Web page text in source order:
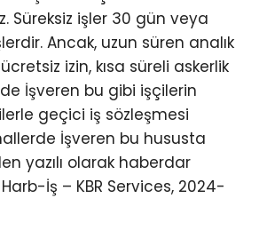
Süreksiz işler 30 gün veya
Ancak, uzun süren analık
izin, kısa süreli askerlik
İşveren bu gibi işçilerin
geçici iş sözleşmesi
İşveren bu hususta
yazılı olarak haberdar
İş – KBR Services, 2024-